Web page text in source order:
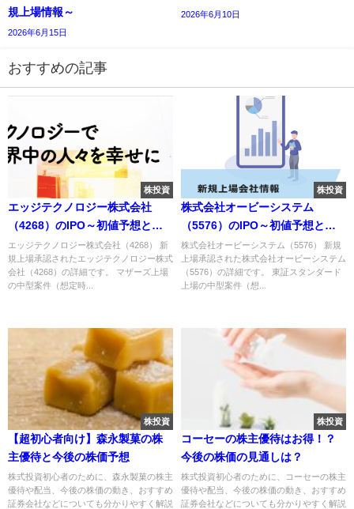
規上場情報～
2026年6月15日
2026年6月10日
おすすめの記事
株投資
エッジテクノロジー株式会社
（4268）のIPO～初値予想と新
規上場情報～
エッジテクノロジー株式会社（4268） 新
規上場承認されたエッジテクノロジー株式
会社（4268）の詳細です。 マザーズ上場
の中型案件（想定時...
株投資
株式会社オービーシステム
（5576）のIPO～初値予想と新
規上場情報～
株式会社オービーシステム（5576） 新規
上場承認された株式会社オービーシステム
（5576）の詳細です。 東証スタンダード
上場の中型案件（想...
株投資
【超初心者向け】森永製菓の株
主優待と今後の株価予想
株式投資初心者のために、森永製菓の株主
優待や配当、今後の株価の動き、おすすめ
証券会社などについても分かりやすく解説
株投資
コーセーの株主優待はお得！？
今後の株価の見通しは？
株式投資初心者のために、コーセーの株主
優待や配当、今後の株価の動き、おすすめ
証券会社などについても分かりやすく解説